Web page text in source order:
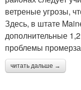
ветреные угрозы,
Здесь, в штате
дополнительные
проблемы
читать дальше →